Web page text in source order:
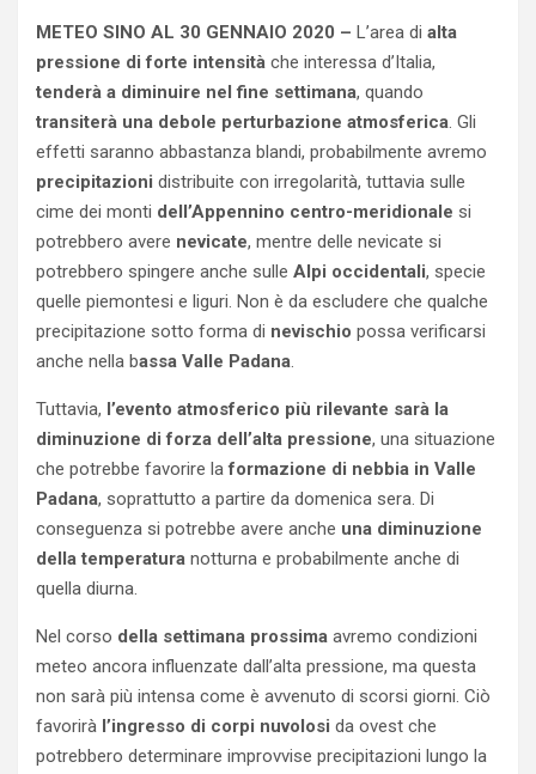
METEO SINO AL 30 GENNAIO 2020 – L’area di alta
pressione di forte intensità che interessa d’Italia,
tenderà a diminuire nel fine settimana, quando
transiterà una debole perturbazione atmosferica. Gli
effetti saranno abbastanza blandi, probabilmente avremo
precipitazioni distribuite con irregolarità, tuttavia sulle
cime dei monti dell’Appennino centro-meridionale si
potrebbero avere nevicate, mentre delle nevicate si
potrebbero spingere anche sulle Alpi occidentali, specie
quelle piemontesi e liguri. Non è da escludere che qualche
precipitazione sotto forma di nevischio possa verificarsi
anche nella bassa Valle Padana.
Tuttavia, l’evento atmosferico più rilevante sarà la
diminuzione di forza dell’alta pressione, una situazione
che potrebbe favorire laformazione di nebbia in Valle
Padana, soprattutto a partire da domenica sera. Di
conseguenza si potrebbe avere anche una diminuzione
della temperatura notturna e probabilmente anche di
quella diurna.
Nel corso della settimana prossima avremo condizioni
meteo ancora influenzate dall’alta pressione, ma questa
non sarà più intensa come è avvenuto di scorsi giorni. Ciò
favorirà l’ingresso di corpi nuvolosi da ovest che
potrebbero determinare improvvise precipitazioni lungo la